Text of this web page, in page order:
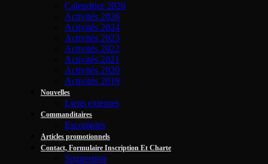
Calendrier 2026
Activités 2026
Activités 2024
Activités 2023
Activités 2022
Activités 2021
Activités 2020
Activités 2019
Nouvelles
Liens externes
Commanditaires
Escomptes
Articles promotionnels
Contact, Formulaire Inscription Et Charte
Suggestion